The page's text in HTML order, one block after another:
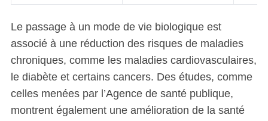
Le passage à un mode de vie biologique est
associé à une réduction des risques de maladies
chroniques, comme les maladies cardiovasculaires,
le diabète et certains cancers. Des études, comme
celles menées par l’Agence de santé publique,
montrent également une amélioration de la santé